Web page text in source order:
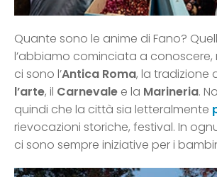
Quante sono le anime di Fano?
l’abbiamo cominciata a conoscere,
ci sono l’Antica Roma, la tradizione
l’arte, il Carnevale e la Marineria.
quindi che la città sia letteralmente
rievocazioni storiche, festival. In
ci sono sempre iniziative per i